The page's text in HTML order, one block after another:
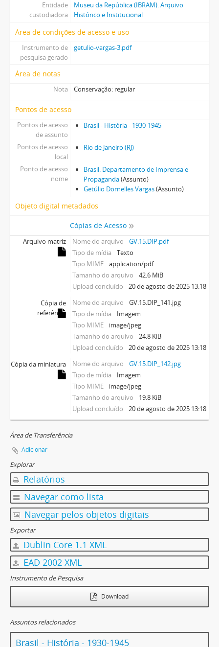
Entidade
custodiadora
Museu da República (IBRAM). Arquivo
Histórico e Institucional
Área de condições de acesso e uso
Instrumento de
pesquisa gerado
getulio-vargas-3.pdf
Área de notas
Nota Conservação: regular
Pontos de acesso
Pontos de acesso
de assunto
Brasil - História - 1930-1945
Pontos de acesso
local
Rio de Janeiro (RJ)
Ponto de acesso
nome
Brasil. Departamento de Imprensa e
Propaganda(Assunto)
Getúlio Dornelles Vargas(Assunto)
Objeto digital metadados
Cópias de Acesso
Arquivo matriz Nome do arquivo
GV.15.DIP.pdf
Tipo de mídia
Texto
Tipo MIME
application/pdf
Tamanho do arquivo
42.6 MiB
Upload concluído
20 de agosto de 2025 13:18
Cópia de
referência
Nome do arquivo
GV.15.DIP_141.jpg
Tipo de mídia
Imagem
Tipo MIME
image/jpeg
Tamanho do arquivo
24.8 KiB
Upload concluído
20 de agosto de 2025 13:18
Cópia da miniatura
Nome do arquivo
GV.15.DIP_142.jpg
Tipo de mídia
Imagem
Tipo MIME
image/jpeg
Tamanho do arquivo
19.8 KiB
Upload concluído
20 de agosto de 2025 13:18
Área de Transferência
Adicionar
Explorar
Relatórios
Navegar como lista
Navegar pelos objetos digitais
Exportar
Dublin Core 1.1 XML
EAD 2002 XML
Instrumento de Pesquisa
Download
Assuntos relacionados
Brasil - História - 1930-1945